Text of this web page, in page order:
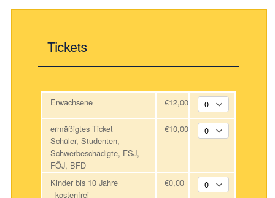
Tickets
Erwachsene €12,00
ermäßigtes Ticket
Schüler, Studenten,
Schwerbeschädigte, FSJ,
FÖJ, BFD
€10,00
Kinder bis 10 Jahre
- kostenfrei -
€0,00